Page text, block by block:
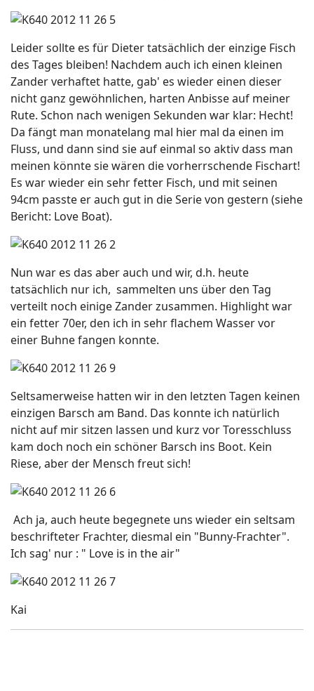
Leider sollte es für Dieter tatsächlich der einzige Fisch
des Tages bleiben! Nachdem auch ich einen kleinen
Zander verhaftet hatte, gab' es wieder einen dieser
nicht ganz gewöhnlichen, harten Anbisse auf meiner
Rute. Schon nach wenigen Sekunden war klar: Hecht!
Da fängt man monatelang mal hier mal da einen im
Fluss, und dann sind sie auf einmal so aktiv dass man
meinen könnte sie wären die vorherrschende Fischart!
Es war wieder ein sehr fetter Fisch, und mit seinen
94cm passte er auch gut in die Serie von gestern (siehe
Bericht: Love Boat).
Nun war es das aber auch und wir, d.h. heute
tatsächlich nur ich, sammelten uns über den Tag
verteilt noch einige Zander zusammen. Highlight war
ein fetter 70er, den ich in sehr flachem Wasser vor
einer Buhne fangen konnte.
Seltsamerweise hatten wir in den letzten Tagen keinen
einzigen Barsch am Band. Das konnte ich natürlich
nicht auf mir sitzen lassen und kurz vor Toresschluss
kam doch noch ein schöner Barsch ins Boot. Kein
Riese, aber der Mensch freut sich!
Ach ja, auch heute begegnete uns wieder ein seltsam
beschrifteter Frachter, diesmal ein "Bunny-Frachter".
Ich sag' nur : " Love is in the air"
Kai